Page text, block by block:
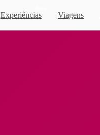
Experiências Viagens